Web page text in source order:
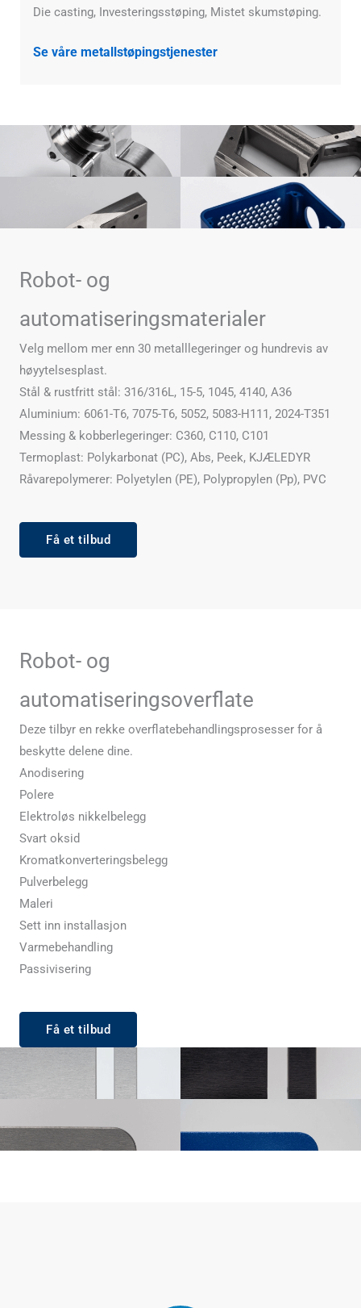
Die casting, Investeringsstøping, Mistet skumstøping.
Se våre metallstøpingstjenester
Robot- og
automatiseringsmaterialer
Velg mellom mer enn 30 metalllegeringer og hundrevis av
høyytelsesplast.
Stål & rustfritt stål: 316/316L, 15-5, 1045, 4140, A36
Aluminium: 6061-T6, 7075-T6, 5052, 5083-H111, 2024-T351
Messing & kobberlegeringer: C360, C110, C101
Termoplast: Polykarbonat (PC), Abs, Peek, KJÆLEDYR
Råvarepolymerer: Polyetylen (PE), Polypropylen (Pp), PVC
Få et tilbud
Robot- og
automatiseringsoverflate
Deze tilbyr en rekke overflatebehandlingsprosesser for å
beskytte delene dine.
Anodisering
Polere
Elektroløs nikkelbelegg
Svart oksid
Kromatkonverteringsbelegg
Pulverbelegg
Maleri
Sett inn installasjon
Varmebehandling
Passivisering
Få et tilbud